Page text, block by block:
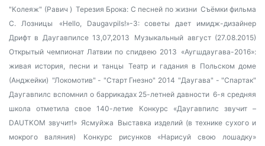
"Колеяж" (Равич ) Терезия Брока: С песней по жизни Съёмки фильма
С. Лозницы
«Hello, Daugavpils!»-3: советы дает имидж-дизайнер
Дрифт в Даугавпилсе 13,07,2013
Музыкальный август (27.08.2015)
Открытый чемпионат Латвии по спидвею 2013 «Аугшдаугава-2016»:
живая история, песни и танцы
Театр и гадания в Польском доме
(Анджейки) "Локомотив" - "Старт Гнезно" 2014 "Даугава" - "Спартак"
Даугавпилс вспомнил о баррикадах 25-летней давности 6-я средняя
школа отметила свое 140-летие
Конкурс «Даугавпилс звучит –
DAUTKOM звучит!» Ясмуйжа Выставка изделий (в технике сухого и
мокрого валяния)
Конкурс рисунков «Нарисуй свою лошадку»